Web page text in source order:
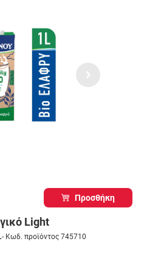
Προσθήκη
Light
- Κωδ. προϊόντος 745710